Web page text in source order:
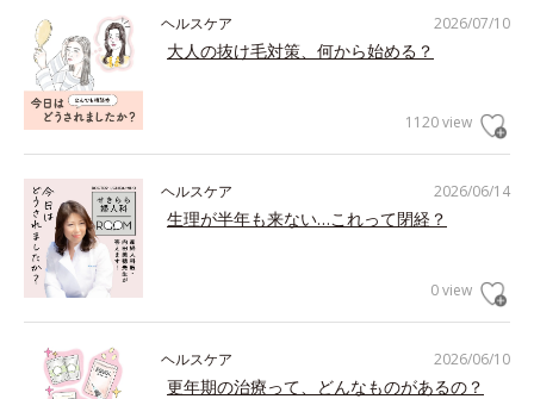
2026/07/10
ヘルスケア
大人の抜け毛対策、何から始める？
1120 view
2026/06/14
ヘルスケア
生理が半年も来ない…これって閉経？
0 view
2026/06/10
ヘルスケア
更年期の治療って、どんなものがあるの？